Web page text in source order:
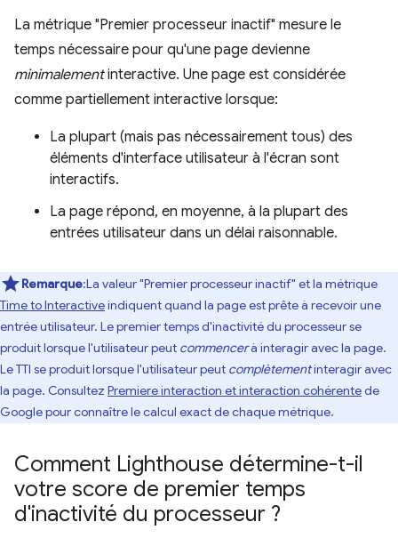
La métrique "Premier processeur inactif" mesure le
temps nécessaire pour qu'une page devienne
minimalementinteractive. Une page est considérée
comme partiellement interactive lorsque:
La plupart (mais pas nécessairement tous) des
éléments d'interface utilisateur à l'écran sont
interactifs.
La page répond, en moyenne, à la plupart des
entrées utilisateur dans un délai raisonnable.
Remarque:La valeur "Premier processeur inactif" et la métrique
Time to Interactiveindiquent quand la page est prête à recevoir une
entrée utilisateur. Le premier temps d'inactivité du processeur se
produit lorsque l'utilisateur peut commencerà interagir avec la page.
Le TTI se produit lorsque l'utilisateur peut complètementinteragir avec
la page. Consultez Premiere interaction et interaction cohérentede
Google pour connaître le calcul exact de chaque métrique.
Comment Lighthouse détermine-t-il
votre score de premier temps
d'inactivité du processeur ?